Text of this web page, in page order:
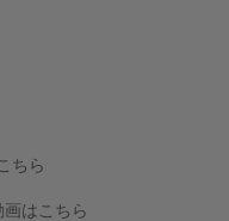
ちら
はこちら